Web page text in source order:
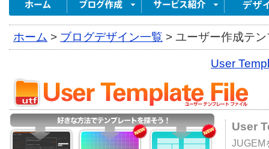
ホーム > ブログデザイン一覧 > ユーザー作成テ
User
User
JUGEM